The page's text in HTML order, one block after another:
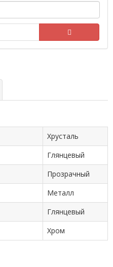
Хрусталь
Глянцевый
Прозрачный
Металл
Глянцевый
Хром